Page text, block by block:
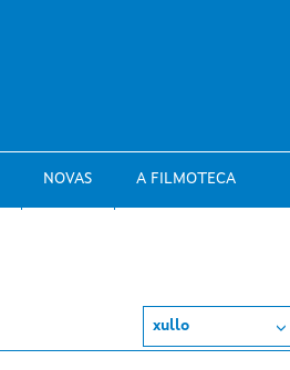
NOVAS A FILMOTECA
xullo